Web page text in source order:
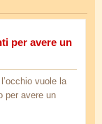
per avere un
vuole la
per avere un